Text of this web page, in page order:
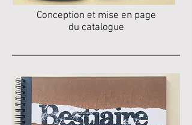
Conception et mise en page
du catalogue